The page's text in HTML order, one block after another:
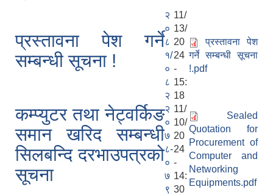
प्रस्तावना पेश गर्ने
सम्बन्धी सूचना !
२
०
८
१/
०
८
२
11/
13/
20
24
-
15:
18
प्रस्तावना पेश
गर्ने सम्बन्धी सूचना
!.pdf
कम्प्युटर तथा नेट्वर्किङ
समान खरिद सम्बन्धी
सिलबन्दि दरभाउपत्रको
सूचना
२
०
७
८-
०
७
९
11/
10/
20
24
-
14:
30
Sealed
Quotation for
Procurement of
Computer and
Networking
Equipments.pdf